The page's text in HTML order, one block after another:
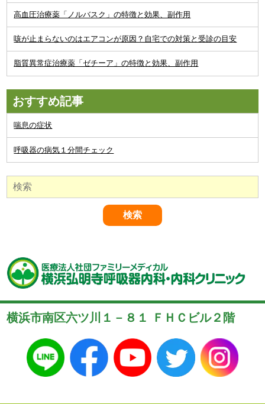
高血圧治療薬「ノルバスク」の特徴と効果、副作用
咳が止まらないのはエアコンが原因？自宅での対策と受診の目安
脂質異常症治療薬「ゼチーア」の特徴と効果、副作用
おすすめ記事
喘息の症状
呼吸器の病気１分間チェック
横浜市南区六ツ川１－８１ ＦＨＣビル２階